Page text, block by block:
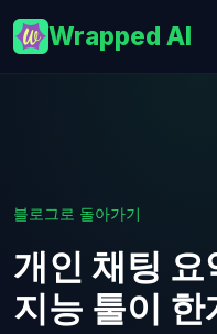
Wrapped AI
블로그로 돌아가기
개인 채팅
지능 툴이